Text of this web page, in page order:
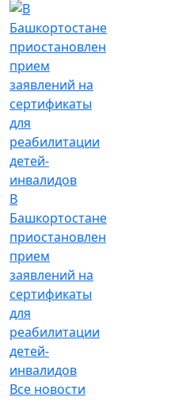
В
Башкортостане
приостановлен
прием
заявлений на
сертификаты
для
реабилитации
детей-
инвалидов
Все новости